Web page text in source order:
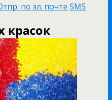
по эл. почте SMS
красок